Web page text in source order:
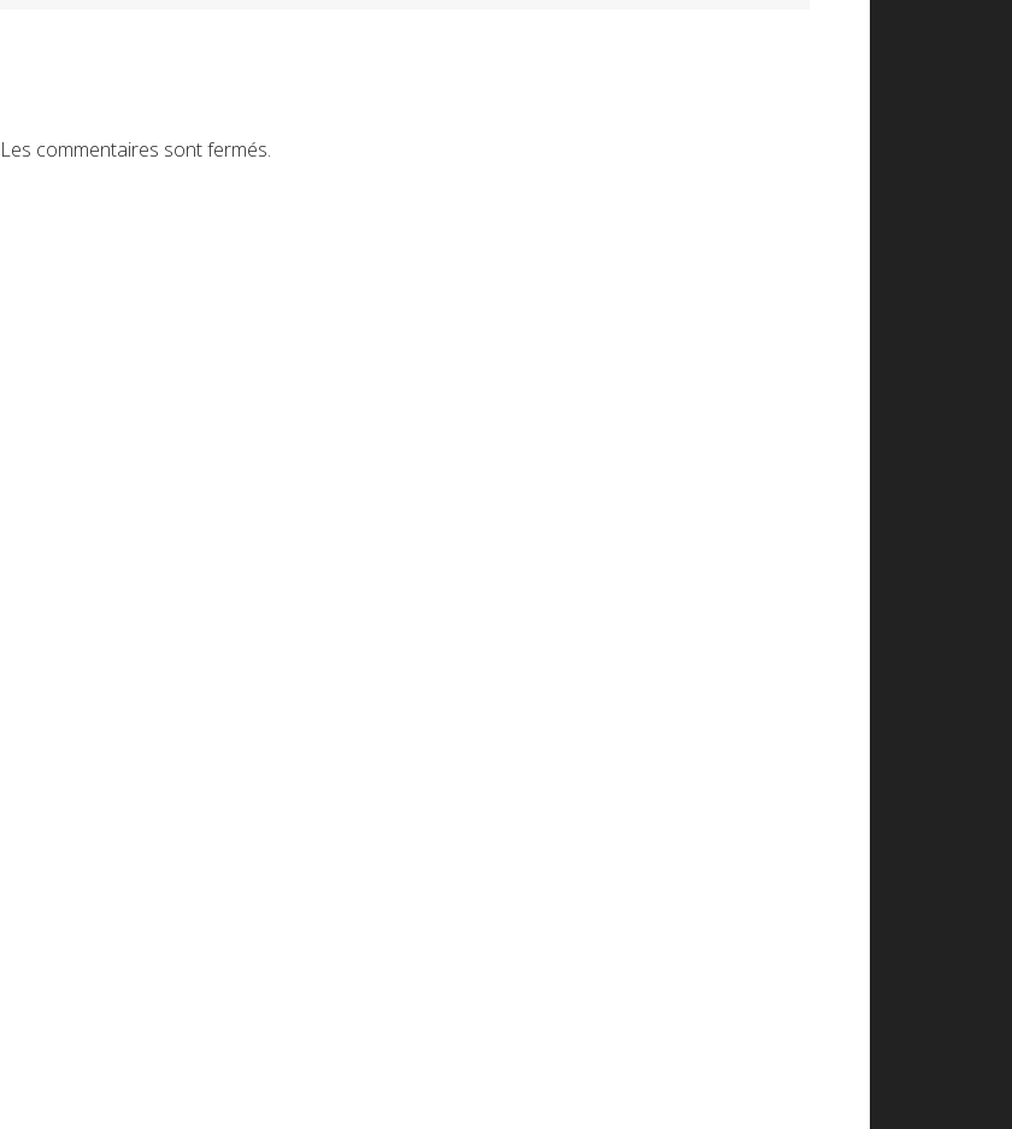
Les commentaires sont fermés.